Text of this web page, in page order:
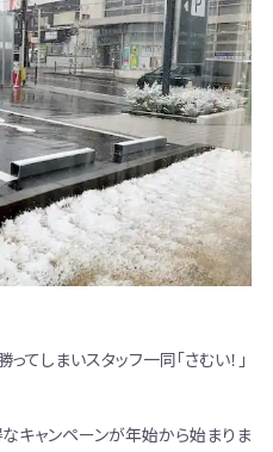
てしまいスタッフ一同「さむい！」
キャンペーンが年始から始まりま